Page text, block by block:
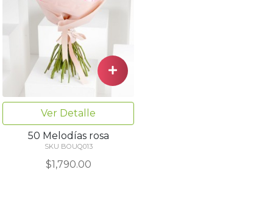
Ver Detalle
50 Melodías rosa
SKU BOUQ013
$1,790.00